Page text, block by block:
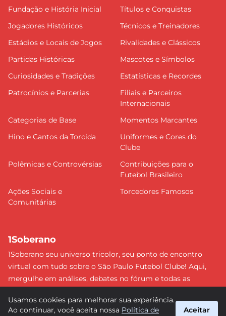
Fundação e História Inicial
Títulos e Conquistas
Jogadores Históricos
Técnicos e Treinadores
Estádios e Locais de Jogos
Rivalidades e Clássicos
Partidas Históricas
Mascotes e Símbolos
Curiosidades e Tradições
Estatísticas e Recordes
Patrocínios e Parcerias
Filiais e Parceiros
Internacionais
Categorias de Base
Momentos Marcantes
Hino e Cantos da Torcida
Uniformes e Cores do
Clube
Polêmicas e Controvérsias
Contribuições para o
Futebol Brasileiro
Ações Sociais e
Comunitárias
Torcedores Famosos
1Soberano
1Soberano seu universo tricolor, seu ponto de encontro
virtual com tudo sobre o São Paulo Futebol Clube! Aqui,
mergulhe em análises, debates no fórum e todas as
detalhe e faça parte dessa comunidade apaixonada pelo
Usamos cookies para melhorar sua experiência.
Ao continuar, você aceita nossa Política de
Aceitar